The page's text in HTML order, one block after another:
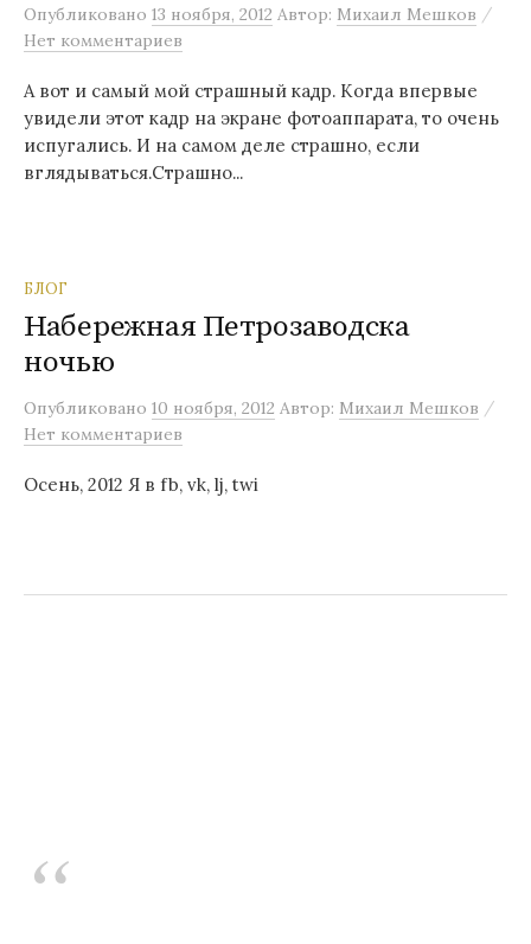
Опубликовано 13 ноября, 2012 Автор: Михаил Мешков /
Нет комментариев
А вот и самый мой страшный кадр. Когда впервые
увидели этот кадр на экране фотоаппарата, то очень
испугались. И на самом деле страшно, если
вглядываться.Страшно...
БЛОГ
Набережная Петрозаводска
ночью
Опубликовано 10 ноября, 2012 Автор: Михаил Мешков /
Нет комментариев
Осень, 2012 Я в fb, vk, lj, twi